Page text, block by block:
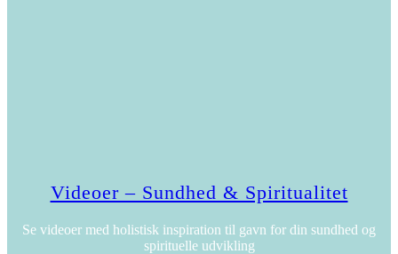
Videoer – Sundhed & Spiritualitet
Se videoer med holistisk inspiration til gavn for din sundhed og
spirituelle udvikling